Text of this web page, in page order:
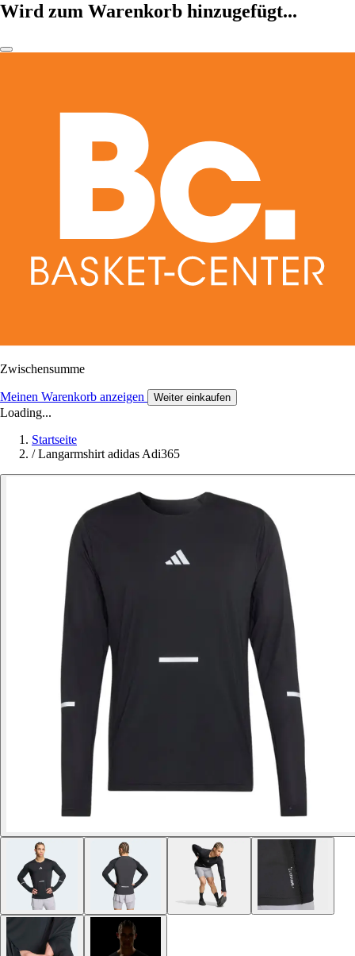
Wird zum Warenkorb hinzugefügt...
Zwischensumme
Meinen Warenkorb anzeigen Weiter einkaufen
Loading...
Startseite
/ Langarmshirt adidas Adi365